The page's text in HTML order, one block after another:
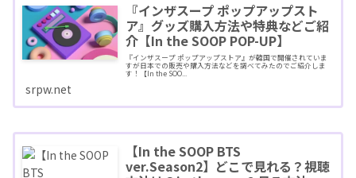
『インザスープ ポップアップスト
ア』グッズ購入方法や特典などご紹
介【In the SOOP POP-UP】
『インザスープ ポップアップストア』が韓国で開催されていま
すが日本での販売や購入方法などを調べてみたのでご紹介しま
す！【In the SOO...
srpw.net
【In the SOOP BTS
ver.Season2】どこで見れる？視聴